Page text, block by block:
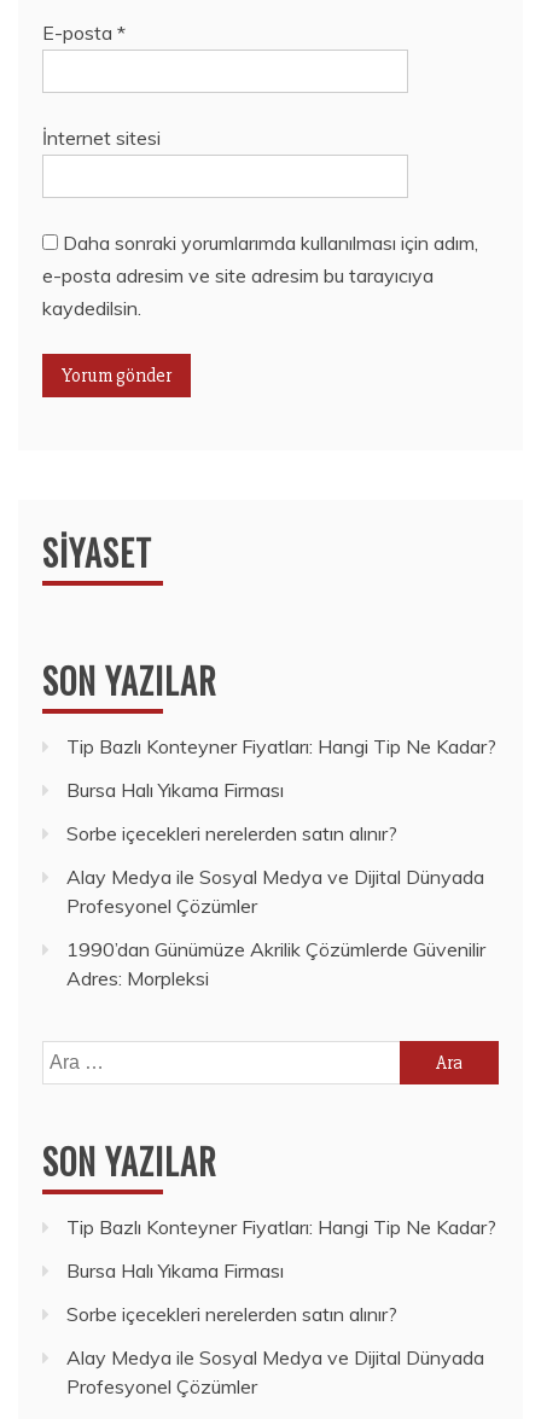
E-posta *
İnternet sitesi
Daha sonraki yorumlarımda kullanılması için adım,
e-posta adresim ve site adresim bu tarayıcıya
kaydedilsin.
SIYASET
SON YAZILAR
Tip Bazlı Konteyner Fiyatları: Hangi Tip Ne Kadar?
Bursa Halı Yıkama Firması
Sorbe içecekleri nerelerden satın alınır?
Alay Medya ile Sosyal Medya ve Dijital Dünyada
Profesyonel Çözümler
1990’dan Günümüze Akrilik Çözümlerde Güvenilir
Adres: Morpleksi
Arama:
SON YAZILAR
Tip Bazlı Konteyner Fiyatları: Hangi Tip Ne Kadar?
Bursa Halı Yıkama Firması
Sorbe içecekleri nerelerden satın alınır?
Alay Medya ile Sosyal Medya ve Dijital Dünyada
Profesyonel Çözümler